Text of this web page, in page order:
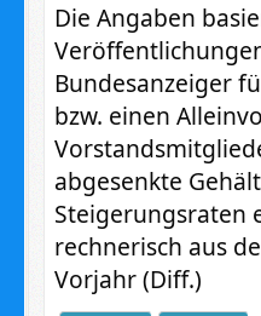
Die Angaben
Bundesanzeiger
bzw. einen
abgesenkte
Steigerungsraten
rechnerisch aus
Vorjahr (Diff.)